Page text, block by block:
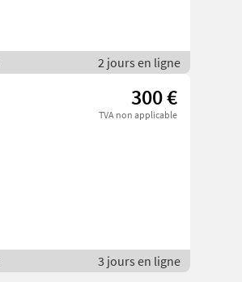
2 jours en ligne
300 €
TVA non applicable
3 jours en ligne